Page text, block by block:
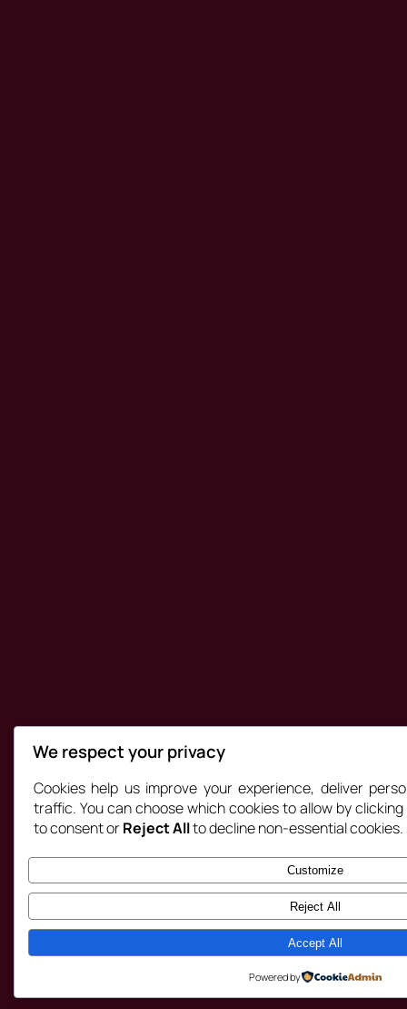
We respect your privacy
Cookies help us improve your experience, deliver
traffic. You can choose which cookies to allow by clicking
to consent orReject Allto decline non-essential cookies.
Customize
Reject All
Accept All
Powered by